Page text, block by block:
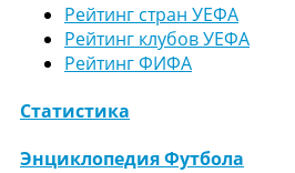
Рейтинг стран УЕФА
Рейтинг клубов УЕФА
Рейтинг ФИФА
Статистика
Энциклопедия Футбола